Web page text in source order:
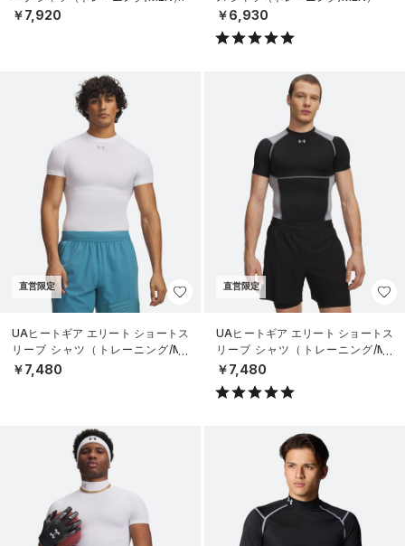
￥7,920 ￥6,930
直営限定
UAヒートギア エリート ショートス
リーブ シャツ（トレーニング/ME
N）
￥7,480
直営限定
UAヒートギア エリート ショートス
リーブ シャツ（トレーニング/ME
N）
￥7,480